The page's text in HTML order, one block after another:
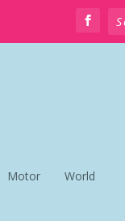
Motor World